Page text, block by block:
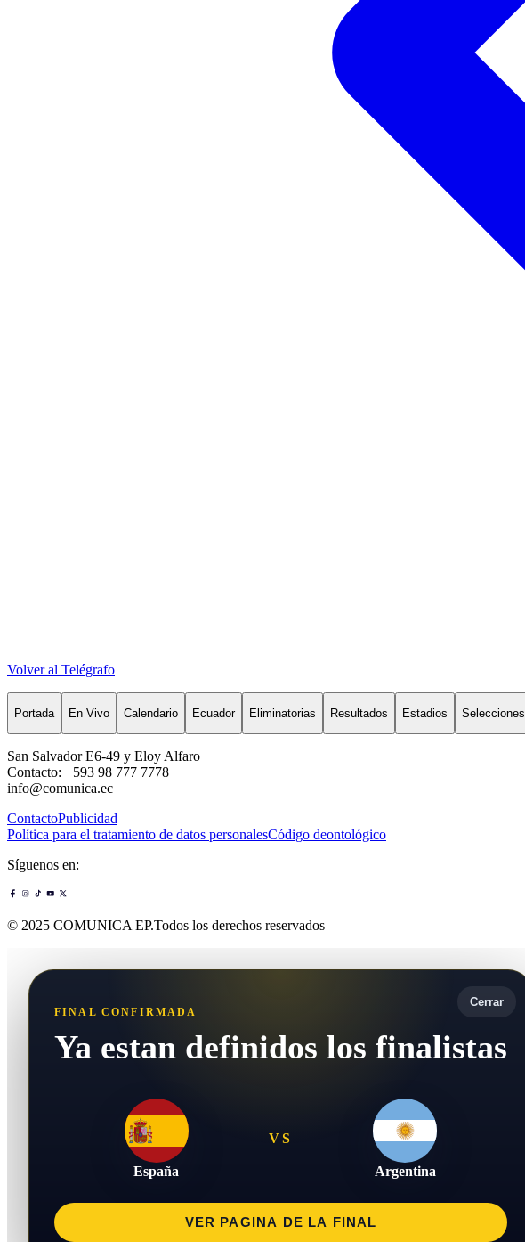
Volver al Telégrafo
Portada En Vivo Calendario Ecuador Eliminatorias Resultados Estadios Selecciones
San Salvador E6-49 y Eloy Alfaro
Contacto: +593 98 777 7778
info@comunica.ec
ContactoPublicidad
Política para el tratamiento de datos personalesCódigo deontológico
Síguenos en:
© 2025 COMUNICA EP.Todos los derechos reservados
Cerrar
FINAL CONFIRMADA
Ya estan definidos los finalistas
España
VS
Argentina
VER PAGINA DE LA FINAL